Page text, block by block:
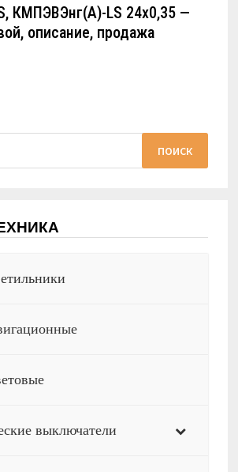
КМПЭВЭнг(А)-LS 24х0,35 —
описание, продажа
выключатели